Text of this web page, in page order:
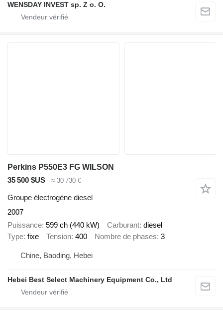
WENSDAY INVEST sp. Z o. O.
Perkins P550E3 FG WILSON
35 500 $US
≈ 30 730 €
Groupe électrogène diesel
2007
Puissance 599 ch (440 kW) Carburant diesel
Type fixe Tension 400 Nombre de phases 3
Chine, Baoding, Hebei
Hebei Best Select Machinery Equipment Co., Ltd